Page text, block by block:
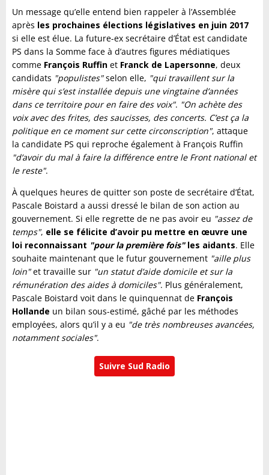
Un message qu’elle entend bien rappeler à l’Assemblée
après les prochaines élections législatives en juin 2017
si elle est élue. La future-ex secrétaire d’État est candidate
PS dans la Somme face à d’autres figures médiatiques
comme François Ruffin et Franck de Lapersonne, deux
candidats "populistes"selon elle, "qui travaillent sur la
misère qui s’est installée depuis une vingtaine d’années
dans ce territoire pour en faire des voix". "On achète des
voix avec des frites, des saucisses, des concerts. C’est ça la
politique en ce moment sur cette circonscription", attaque
la candidate PS qui reproche également à François Ruffin
"d’avoir du mal à faire la différence entre le Front national et
le reste".
À quelques heures de quitter son poste de secrétaire d’État,
Pascale Boistard a aussi dressé le bilan de son action au
gouvernement. Si elle regrette de ne pas avoir eu "assez de
temps", elle se félicite d’avoir pu mettre en œuvre une
loi reconnaissant "pour la première fois"les aidants. Elle
souhaite maintenant que le futur gouvernement "aille plus
loin"et travaille sur "un statut d’aide domicile et sur la
rémunération des aides à domiciles". Plus généralement,
Pascale Boistard voit dans le quinquennat de François
Hollande un bilan sous-estimé, gâché par les méthodes
employées, alors qu’il y a eu "de très nombreuses avancées,
notamment sociales".
Suivre Sud Radio